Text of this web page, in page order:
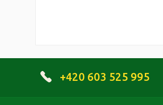
+420 603 525 995